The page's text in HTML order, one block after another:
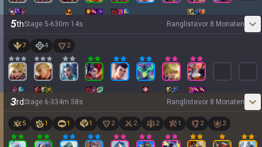
5thStage 5-630m 14s Ranglistevor 8 Monaten
7 4 2
3rdStage 6-334m 58s Ranglistevor 8 Monaten
5 1 1 1 2 2 2 1 2 2